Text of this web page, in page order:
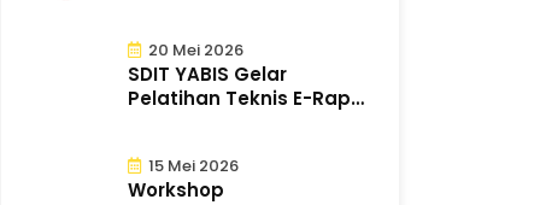
20 Mei 2026
SDIT YABIS Gelar
Pelatihan Teknis E-Rapor
15 Mei 2026
Workshop